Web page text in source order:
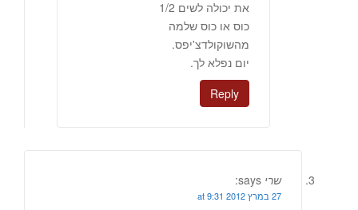
את יכולה לשים 1/2
כוס או כוס שלמה
מהשוקולדצ'יפס.
יום נפלא לך.
Reply
שרי says:
27 במרץ 2012 at 9:31